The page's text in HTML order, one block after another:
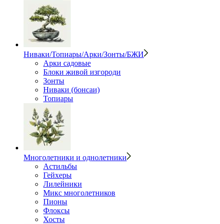
Ниваки/Топиары/Арки/Зонты/БЖИ
Арки садовые
Блоки живой изгороди
Зонты
Ниваки (бонсаи)
Топиары
Многолетники и однолетники
Астильбы
Гейхеры
Лилейники
Микс многолетников
Пионы
Флоксы
Хосты